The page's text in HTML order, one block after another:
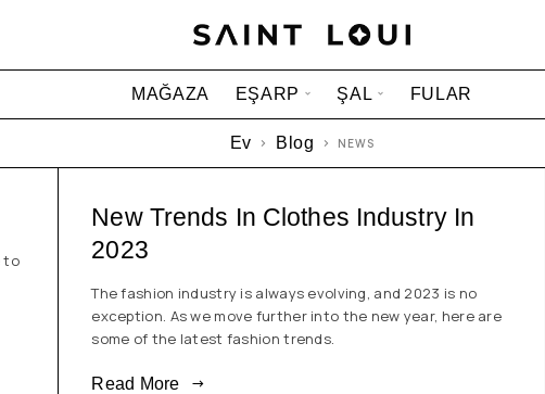
MAĞAZA EŞARP ŞAL FULAR
Ev Blog NEWS
to
New Trends In Clothes Industry In
2023
The fashion industry is always evolving, and 2023 is no
exception. As we move further into the new year, here are
some of the latest fashion trends.
Read More